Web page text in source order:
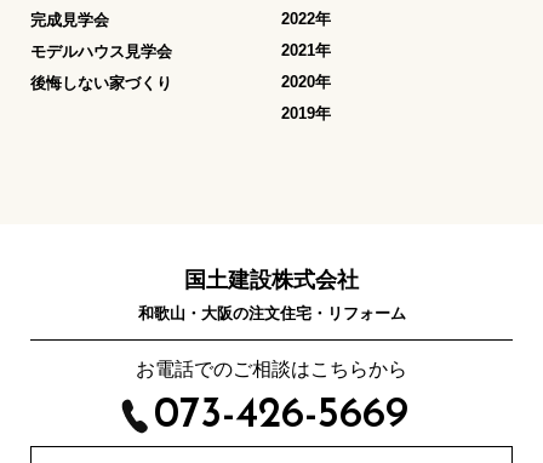
完成見学会
モデルハウス見学会
後悔しない家づくり
2022年
2021年
2020年
2019年
国土建設株式会社
和歌山・大阪の注文住宅・リフォーム
お電話でのご相談はこちらから
073-426-5669